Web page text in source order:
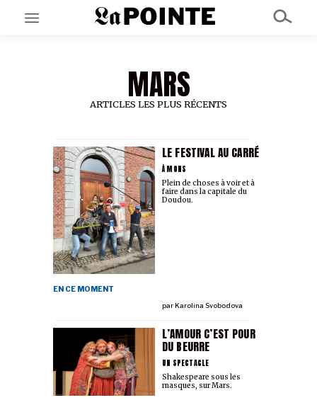
EN CE MOMENT
GRAND ANGLE
AU LARGE
À PROPOS
NOS PARTENAIRES
SOUTENEZ NOUS
MARS
ARTICLES LES PLUS RÉCENTS
LE FESTIVAL AU CARRÉ
À MONS
EN CE MOMENT
parKarolina Svobodova
Plein de choses à voir et à
faire dans la capitale du
Doudou.
L’AMOUR C’EST POUR
DU BEURRE
UN SPECTACLE
Shakespeare sous les
masques, sur Mars.